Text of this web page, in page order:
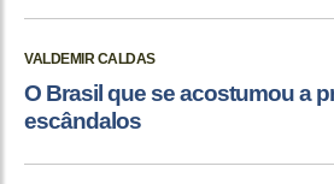
VALDEMIR CALDAS
O Brasil que se acostumou a
escândalos